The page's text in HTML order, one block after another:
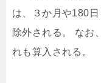
は、３か月や180
除外される。 なお
れも算入される。